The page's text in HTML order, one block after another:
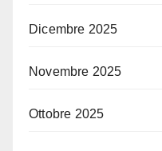
Dicembre 2025
Novembre 2025
Ottobre 2025